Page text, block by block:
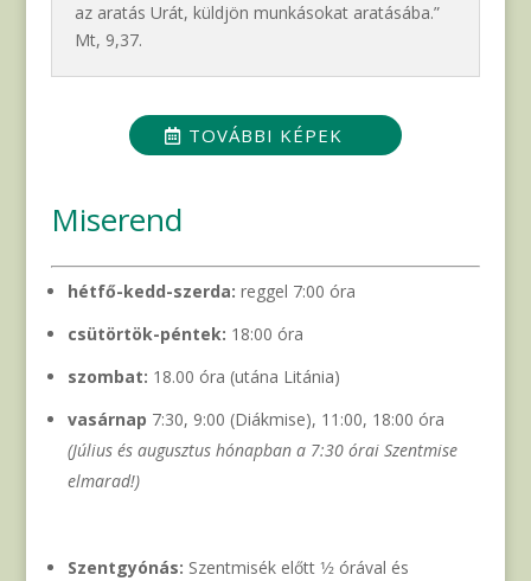
az aratás Urát, küldjön munkásokat aratásába.”
Mt, 9,37.
TOVÁBBI KÉPEK
Miserend
hétfő-kedd-szerda: reggel 7:00 óra
csütörtök-péntek: 18:00 óra
szombat: 18.00 óra (utána Litánia)
vasárnap 7:30, 9:00 (Diákmise), 11:00, 18:00 óra
(Július és augusztus hónapban a 7:30 órai Szentmise
elmarad!)
Szentgyónás: Szentmisék előtt 1⁄2 órával és